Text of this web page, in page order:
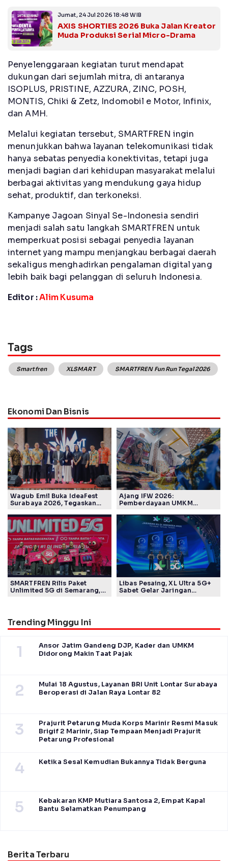
Jumat, 24 Jul 2026 18:48 WIB
AXIS SHORTIES 2026 Buka Jalan Kreator
Muda Produksi Serial Micro-Drama
Penyelenggaraan kegiatan turut mendapat
dukungan dari sejumlah mitra, di antaranya
ISOPLUS, PRISTINE, AZZURA, ZINC, POSH,
MONTIS, Chiki & Zetz, Indomobil e Motor, Infinix,
dan AMH.
Melalui kegiatan tersebut, SMARTFREN ingin
menunjukkan bahwa layanan telekomunikasi tidak
hanya sebatas penyedia konektivitas, tetapi juga
menjadi bagian dari kehidupan masyarakat melalui
berbagai aktivitas yang mendukung gaya hidup
sehat, produktif, dan terkoneksi.
Kampanye Jagoan Sinyal Se-Indonesia sendiri
menjadi salah satu langkah SMARTFREN untuk
memperkuat posisi sebagai penyedia layanan
internet yang mampu menjangkau berbagai daerah
sekaligus menghadirkan pengalaman digital yang
lebih baik bagi pelanggan di seluruh Indonesia.
Editor :Alim Kusuma
Tags
Smartfren XLSMART SMARTFREN Fun Run Tegal 2026
Ekonomi Dan Bisnis
Wagub Emil Buka IdeaFest
Surabaya 2026, Tegaskan
Timur
Ajang IFW 2026:
Pemberdayaan UMKM
Kelompok Disabilitas dan
Keberlanjutan
SMARTFREN Rilis Paket
Unlimited 5G di Semarang,
Libas Pesaing, XL Ultra 5G+
Sabet Gelar Jaringan
Trending Minggu Ini
1
Ansor Jatim Gandeng DJP, Kader dan UMKM
Didorong Makin Taat Pajak
2
Mulai 18 Agustus, Layanan BRI Unit Lontar Surabaya
Beroperasi di Jalan Raya Lontar 82
3
Prajurit Petarung Muda Korps Marinir Resmi Masuk
Brigif 2 Marinir, Siap Tempaan Menjadi Prajurit
Petarung Profesional
4 Ketika Sesal Kemudian Bukannya Tidak Berguna
5
Kebakaran KMP Mutiara Santosa 2, Empat Kapal
Bantu Selamatkan Penumpang
Berita Terbaru